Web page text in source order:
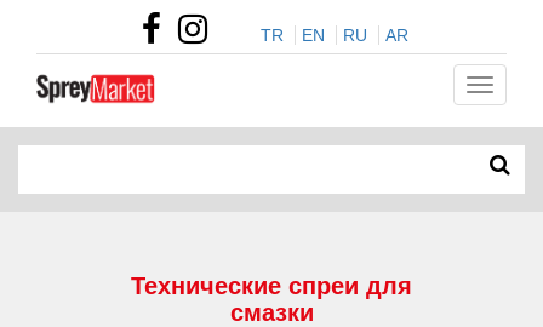
TR EN RU AR
Технические спреи для
смазки